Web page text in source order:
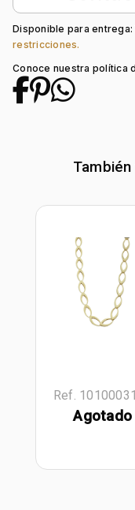
Tipo de Broche:
Disponible para
restricciones.
Conoce nuestra política
Ref.
Agotado